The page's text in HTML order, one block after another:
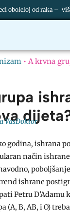
oboleloj od raka –
• A krvna
VasDoktor
godina, ishrana
način
ishrane
Petru D’Adamu
(A, B, AB, i O)